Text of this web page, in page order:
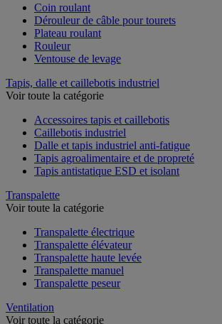
Coin roulant
Dérouleur de câble pour tourets
Plateau roulant
Rouleur
Ventouse de levage
Tapis, dalle et caillebotis industriel
Voir toute la catégorie
Accessoires tapis et caillebotis
Caillebotis industriel
Dalle et tapis industriel anti-fatigue
Tapis agroalimentaire et de propreté
Tapis antistatique ESD et isolant
Transpalette
Voir toute la catégorie
Transpalette électrique
Transpalette élévateur
Transpalette haute levée
Transpalette manuel
Transpalette peseur
Ventilation
Voir toute la catégorie